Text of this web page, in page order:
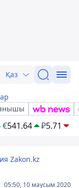
Қаз
€541.64 ₽5.71
Zakon.kz
05:50, 10 маусым 2020